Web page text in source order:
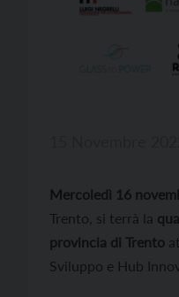
Mercoledì 16
Trento, si terrà la
provincia di Trento
Sviluppo e Hub